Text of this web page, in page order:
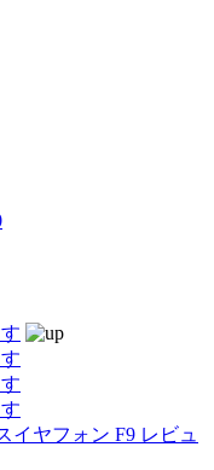
イヤフォン F9 レビュ